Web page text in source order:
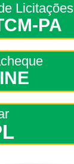
Licitações
PA